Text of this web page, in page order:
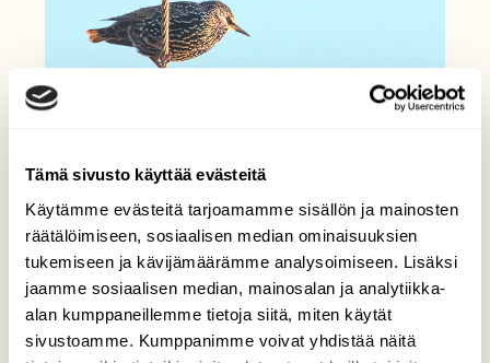
Tämä sivusto käyttää evästeitä
Käytämme evästeitä tarjoamamme sisällön ja mainosten
räätälöimiseen, sosiaalisen median ominaisuuksien
tukemiseen ja kävijämäärämme analysoimiseen. Lisäksi
jaamme sosiaalisen median, mainosalan ja analytiikka-
alan kumppaneillemme tietoja siitä, miten käytät
sivustoamme. Kumppanimme voivat yhdistää näitä